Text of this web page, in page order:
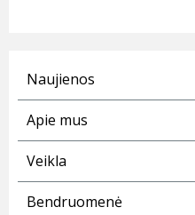
Naujienos
Apie mus
Veikla
Bendruomenė